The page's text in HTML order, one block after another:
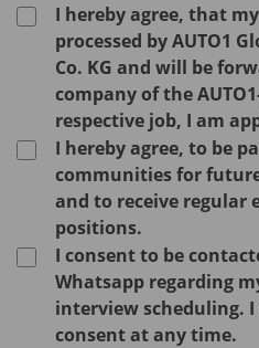
I hereby agree, that
processed by AUTO1
Co. KG and will be
company of the
respective job, I am
I hereby agree, to be
communities for
and to receive regular
positions.
I consent to be
Whatsapp regarding
interview scheduling.
consent at any time.